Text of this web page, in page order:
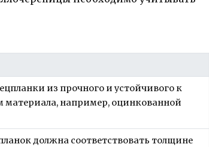
из прочного и устойчивого к
например, оцинкованной
должна соответствовать толщине